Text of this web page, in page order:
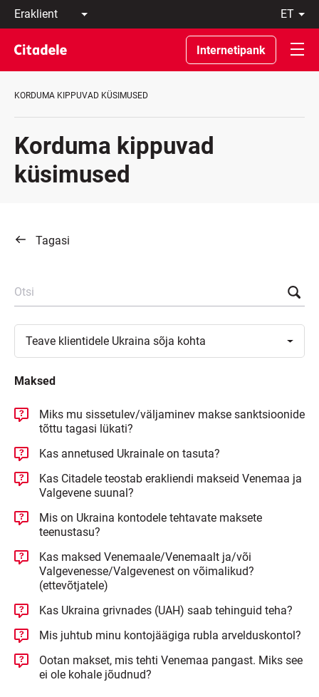
Eraklient
Äriklient
Pangast
C
REWARDS
et
Eesti
По-
русски
In
Internetipank
KORDUMA KIPPUVAD KÜSIMUSED
Korduma kippuvad
küsimused
Tagasi
Otsi
Teave klientidele Ukraina sõja kohta
Maksed
Miks mu sissetulev/väljaminev makse sanktsioonide
tõttu tagasi lükati?
Kas annetused Ukrainale on tasuta?
Kas Citadele teostab erakliendi makseid Venemaa ja
Valgevene suunal?
Mis on Ukraina kontodele tehtavate maksete
teenustasu?
Kas maksed Venemaale/Venemaalt ja/või
Valgevenesse/Valgevenest on võimalikud?
(ettevõtjatele)
Kas Ukraina grivnades (UAH) saab tehinguid teha?
Mis juhtub minu kontojäägiga rubla arvelduskontol?
Ootan makset, mis tehti Venemaa pangast. Miks see
ei ole kohale jõudnud?